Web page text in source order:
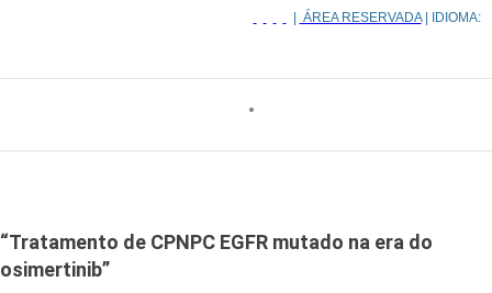
ÁREA RESERVADA| IDIOMA:
“Tratamento de CPNPC EGFR mutado na era do
osimertinib”